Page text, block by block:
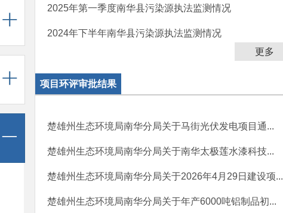
2025年第一季度南华县污染源执法监测情况
2024年下半年南华县污染源执法监测情况
更多
项目环评审批结果
楚雄州生态环境局南华分局关于马街光伏发电项目通...
楚雄州生态环境局南华分局关于南华太极莲水漆科技...
楚雄州生态环境局南华分局关于2026年4月29日建设项...
楚雄州生态环境局南华分局关于年产6000吨铝制品初...